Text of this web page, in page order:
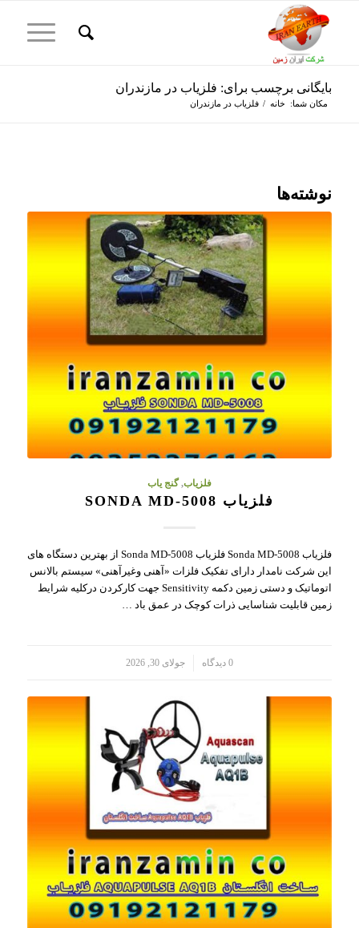
بایگانی برچسب برای: فلزیاب در مازندران
مکان شما: خانه / فلزیاب در مازندران
نوشته‌ها
فلزیاب,گنج یاب
فلزیاب SONDA MD-5008
فلزیاب Sonda MD-5008 فلزیاب Sonda MD-5008 از بهترین دستگاه های
این شرکت نامدار دارای تفکیک فلزات «آهنی وغیرآهنی» سیستم بالانس
اتوماتیک و دستی زمین دکمه Sensitivity جهت کارکردن درکلیه شرایط
زمین قابلیت شناسایی ذرات کوچک در عمق باد …
0 دیدگاه جولای 30, 2026